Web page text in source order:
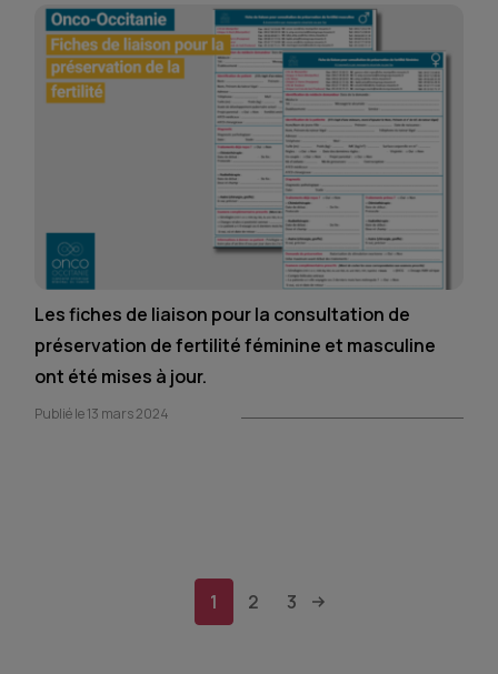
Les fiches de liaison pour la consultation de
préservation de fertilité féminine et masculine
ont été mises à jour.
Publié le 13 mars 2024
1 2 3